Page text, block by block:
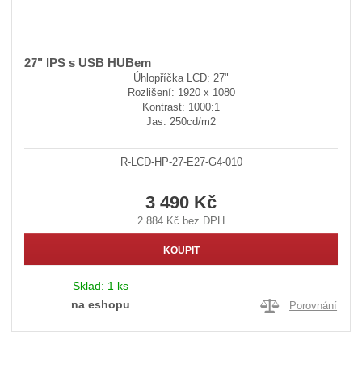
27" IPS s USB HUBem
Úhlopříčka LCD: 27"
Rozlišení: 1920 x 1080
Kontrast: 1000:1
Jas: 250cd/m2
R-LCD-HP-27-E27-G4-010
3 490 Kč
2 884 Kč bez DPH
KOUPIT
Sklad: 1 ks
na eshopu
Porovnání